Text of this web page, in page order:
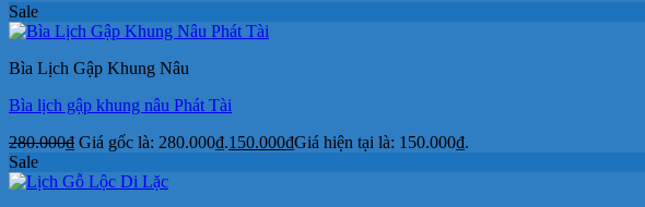
Sale
Bìa Lịch Gập Khung Nâu
Bìa lịch gập khung nâu Phát Tài
280.000₫ Giá gốc là: 280.000₫.150.000₫Giá hiện tại là: 150.000₫.
Sale